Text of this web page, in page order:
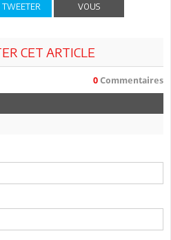
TWEETER
VOUS
CET ARTICLE
0 Commentaires